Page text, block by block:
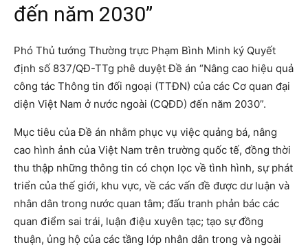
đến năm 2030”
Phó Thủ tướng Thường trực Phạm Bình Minh ký Quyết
định số 837/QĐ-TTg phê duyệt Đề án “Nâng cao hiệu quả
công tác Thông tin đối ngoại (TTĐN) của các Cơ quan đại
diện Việt Nam ở nước ngoài (CQĐD) đến năm 2030”.
Mục tiêu của Đề án nhằm phục vụ việc quảng bá, nâng
cao hình ảnh của Việt Nam trên trường quốc tế, đồng thời
thu thập những thông tin có chọn lọc về tình hình, sự phát
triển của thế giới, khu vực, về các vấn đề được dư luận và
nhân dân trong nước quan tâm; đấu tranh phản bác các
quan điểm sai trái, luận điệu xuyên tạc; tạo sự đồng
thuận, ủng hộ của các tầng lớp nhân dân trong và ngoài